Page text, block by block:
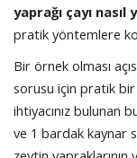
yaprağı çayı nasıl
pratik yöntemlere
Bir örnek olması
sorusu için pratik
ihtiyacınız bulunan
ve 1 bardak kaynar